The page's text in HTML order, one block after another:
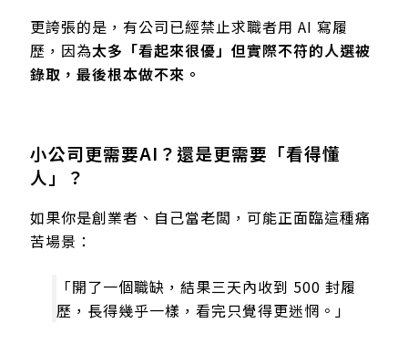
更誇張的是，有公司已經禁止求職者用 AI 寫履
歷，因為太多「看起來很優」但實際不符的人選被
錄取，最後根本做不來。
小公司更需要AI？還是更需要「看得懂
人」？
如果你是創業者、自己當老闆，可能正面臨這種痛
苦場景：
「開了一個職缺，結果三天內收到 500 封履
歷，長得幾乎一樣，看完只覺得更迷惘。」